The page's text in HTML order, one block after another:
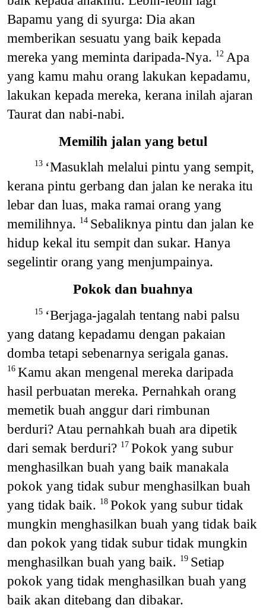
Bapamu yang di syurga: Dia akan
memberikan sesuatu yang baik kepada
mereka yang meminta daripada-Nya. 12 Apa
yang kamu mahu orang lakukan kepadamu,
lakukan kepada mereka, kerana inilah ajaran
Taurat dan nabi-nabi.
Memilih jalan yang betul
13 ‘Masuklah melalui pintu yang sempit,
kerana pintu gerbang dan jalan ke neraka itu
lebar dan luas, maka ramai orang yang
memilihnya. 14 Sebaliknya pintu dan jalan ke
hidup kekal itu sempit dan sukar. Hanya
segelintir orang yang menjumpainya.
Pokok dan buahnya
15 ‘Berjaga-jagalah tentang nabi palsu
yang datang kepadamu dengan pakaian
domba tetapi sebenarnya serigala ganas.
16 Kamu akan mengenal mereka daripada
hasil perbuatan mereka. Pernahkah orang
memetik buah anggur dari rimbunan
berduri? Atau pernahkah buah ara dipetik
dari semak berduri? 17 Pokok yang subur
menghasilkan buah yang baik manakala
pokok yang tidak subur menghasilkan buah
yang tidak baik. 18 Pokok yang subur tidak
mungkin menghasilkan buah yang tidak baik
dan pokok yang tidak subur tidak mungkin
menghasilkan buah yang baik. 19 Setiap
pokok yang tidak menghasilkan buah yang
baik akan ditebang dan dibakar.